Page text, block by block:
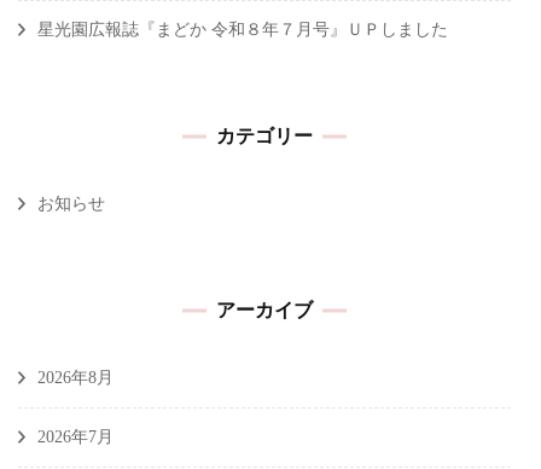
星光園広報誌『まどか 令和８年７月号』ＵＰしました
カテゴリー
お知らせ
アーカイブ
2026年8月
2026年7月